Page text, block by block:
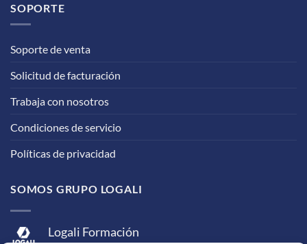
SOPORTE
Soporte de venta
Solicitud de facturación
Trabaja con nosotros
Condiciones de servicio
Políticas de privacidad
SOMOS GRUPO LOGALI
Logali Formación